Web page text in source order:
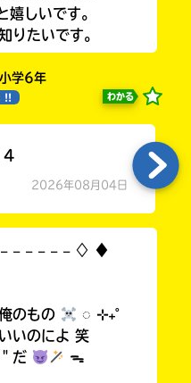
嬉しいです。
りたいです。
学6年
!! わかる
2026年08月04日
𓐄 𓐄 𓐄 𓐄 𓐄 ♢ ♦︎
のもの
◌ ⊹₊˚
いのによ 笑
だ
ᯓ